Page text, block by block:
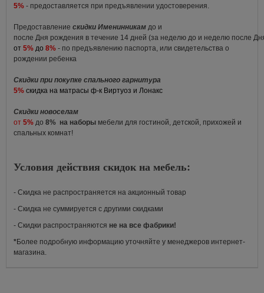
5% - предоставляется при предъявлении удостоверения.
Предоставление скидки Именинникам до и
после Дня рождения в течение 14 дней (за неделю до и неделю после
от 5% до 8% - по предъявлению паспорта, или свидетельства о
рождении ребенка
Скидки при покупке спального гарнитура
5% скидка на матрасы ф-к Виртуоз и Лонакс
Скидки новоселам
от 5% до 8% на наборы мебели для гостиной, детской, прихожей и
спальных комнат!
Условия действия скидок на мебель:
- Скидка не распространяется на акционный товар
- Скидка не суммируется с другими скидками
- Скидки распространяются не на все фабрики!
*Более подробную информацию уточняйте у менеджеров интернет-
магазина.